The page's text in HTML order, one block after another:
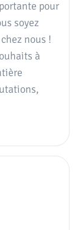
✗
directement
pour
soyez
nous !
à